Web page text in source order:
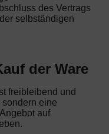
des Vertrags
selbständigen
der Ware
freibleibend und
eine
auf